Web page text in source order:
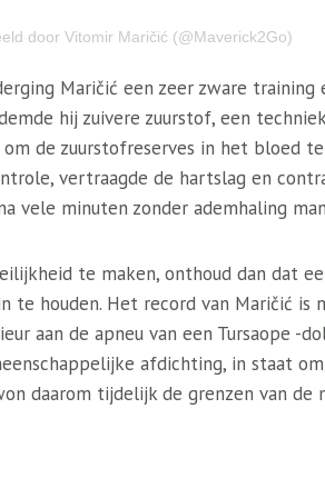
door Vitomir Maričić (@Maverick2Go)
Maričić een zeer zware
hij zuivere zuurstof, een
de zuurstofreserves in het bloed
vertraagde de hartslag en
vele minuten zonder ademhaling
te maken, onthoud dan dat
te houden. Het record van Maričić
aan de apneu van een Tursaope -
afdichting, in staat
daarom tijdelijk de grenzen van